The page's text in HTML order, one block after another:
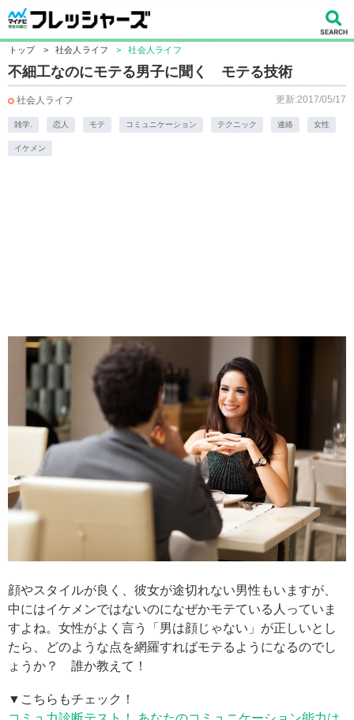
トップ > 社会人ライフ > 社会人ライフ
不細工なのにモテる男子に聞く モテる技術
社会人ライフ 更新:2017/05/17
雑学. 恋人 モテ コミュニケーション テクニック 連絡 女性
イケメン
顔やスタイルが良く、彼女が途切れない男性もいますが、
中にはイケメンではないのになぜかモテている人っていま
すよね。女性がよく言う「男は顔じゃない」が正しいとし
たら、どのような点を網羅すればモテるようになるのでし
ょうか？ 誰か教えて！
▼こちらもチェック！